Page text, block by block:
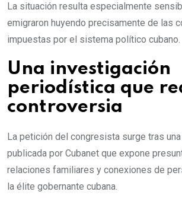
La situación resulta especialmente
emigraron huyendo precisamente de las
impuestas por el sistema político cubano.
Una investigación
periodística que
controversia
La petición del congresista surge tras
publicada por Cubanet que expone
relaciones familiares y conexiones de
la élite gobernante cubana.